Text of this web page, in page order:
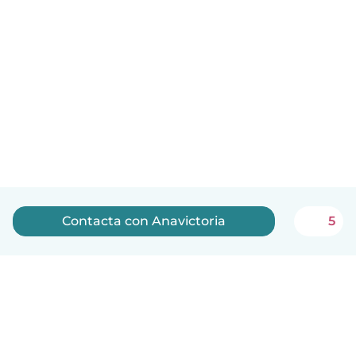
Contacta con Anavictoria 5